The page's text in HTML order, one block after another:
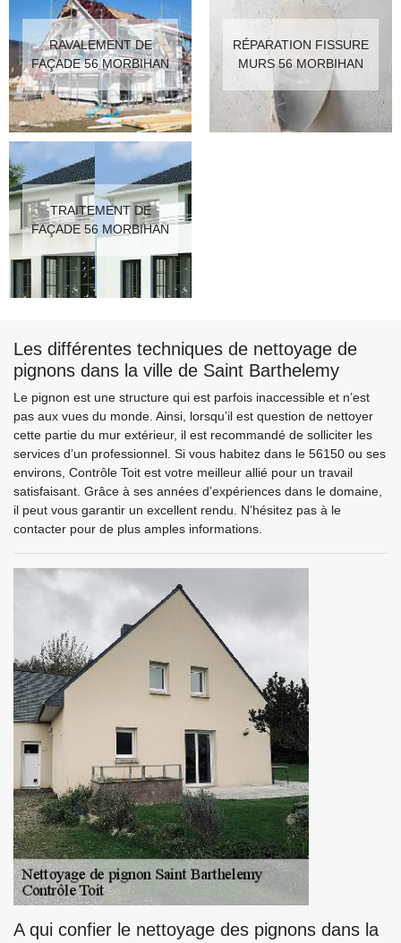
RAVALEMENT DE
FAÇADE 56 MORBIHAN
RÉPARATION FISSURE
MURS 56 MORBIHAN
TRAITEMENT DE
FAÇADE 56 MORBIHAN
Les différentes techniques de nettoyage de
pignons dans la ville de Saint Barthelemy
Le pignon est une structure qui est parfois inaccessible et n’est
pas aux vues du monde. Ainsi, lorsqu’il est question de nettoyer
cette partie du mur extérieur, il est recommandé de solliciter les
services d’un professionnel. Si vous habitez dans le 56150 ou ses
environs, Contrôle Toit est votre meilleur allié pour un travail
satisfaisant. Grâce à ses années d’expériences dans le domaine,
il peut vous garantir un excellent rendu. N’hésitez pas à le
contacter pour de plus amples informations.
A qui confier le nettoyage des pignons dans la